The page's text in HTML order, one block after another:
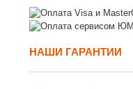
НАШИ ГАРАНТИИ